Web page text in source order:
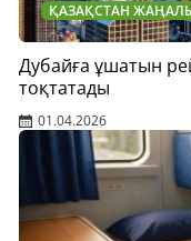
ҚАЗАҚСТАН
Дубайға ұшатын
тоқтатады
01.04.2026